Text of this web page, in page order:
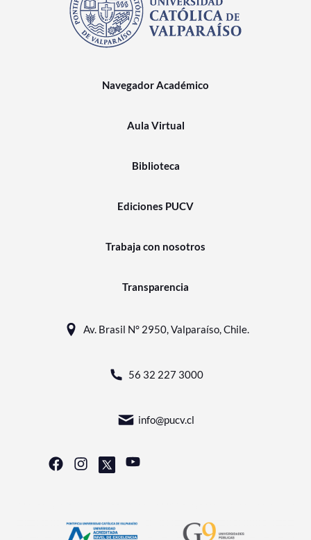
Navegador Académico
Aula Virtual
Biblioteca
Ediciones PUCV
Trabaja con nosotros
Transparencia
Av. Brasil N° 2950, Valparaíso, Chile.
56 32 227 3000
info@pucv.cl